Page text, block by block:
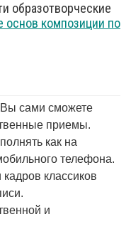
образотворческие
основ композиции по
сами сможете
приемы.
как на
телефона.
классиков
и